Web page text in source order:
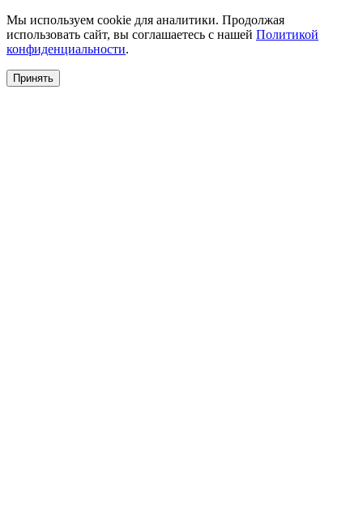
Мы используем cookie для аналитики. Продолжая
использовать сайт, вы соглашаетесь с нашей Политикой
конфиденциальности.
Принять